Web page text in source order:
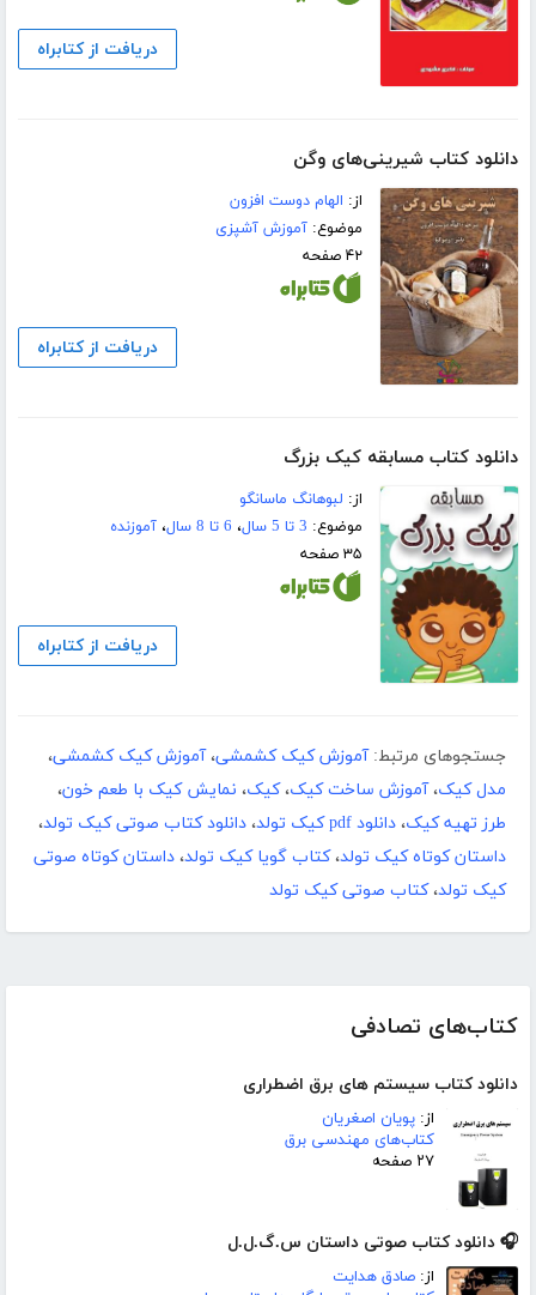
کتاب‌های تصادفی
دانلود کتاب سیستم های برق اضطراری
از: پویان اصغریان
کتاب‌های مهندسی برق
۲۷ صفحه
🎧 دانلود کتاب صوتی داستان س.گ.ل.ل
از: صادق هدایت
دریافت از کتابراه
دانلود کتاب شیرینی‌های وگن
از: الهام دوست افزون
موضوع:آموزش آشپزی
۴۲ صفحه
دریافت از کتابراه
دانلود کتاب مسابقه کیک بزرگ
از: لبوهانگ ماسانگو
موضوع: 3 تا 5 سال ، 6 تا 8 سال ،آموزنده
۳۵ صفحه
دریافت از کتابراه
جستجوهای مرتبط: آموزش کیک کشمشی،آموزش کیک کشمشی،
مدل کیک،آموزش ساخت کیک،کیک، نمایش کیک با طعم خون،
طرز تهیه کیک، دانلود pdf کیک تولد ، دانلود کتاب صوتی کیک تولد،
داستان کوتاه کیک تولد،کتاب گویا کیک تولد، داستان کوتاه صوتی
کیک تولد،کتاب صوتی کیک تولد